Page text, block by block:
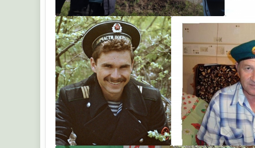
Владимир RV9FG